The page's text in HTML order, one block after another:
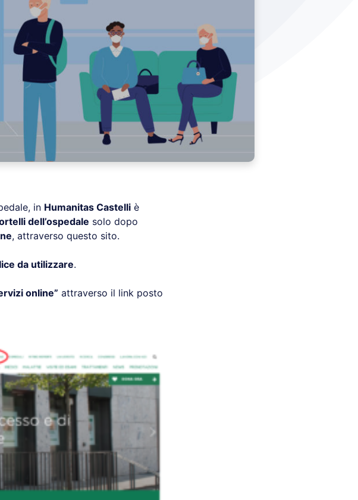
in Humanitas Castelli è
dell’ospedale solo dopo
, attraverso questo sito.
da utilizzare.
online” attraverso il link posto